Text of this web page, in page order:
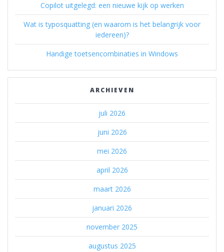
Copilot uitgelegd: een nieuwe kijk op werken
Wat is typosquatting (en waarom is het belangrijk voor
iedereen)?
Handige toetsencombinaties in Windows
ARCHIEVEN
juli 2026
juni 2026
mei 2026
april 2026
maart 2026
januari 2026
november 2025
augustus 2025